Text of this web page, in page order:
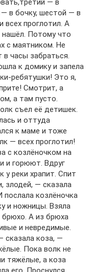
— в
в бочку, шестой — в
всех проглотил. А
нашёл. Потому что
с маятником. Не
в часы забраться.
к домику и запела
ребятушки! Это я,
Смотрит, а
а там пусто.
съел её детишек.
и оттуда
к маме и тоже
— всех проглотил!
с козлёночком на
и горюют. Вдруг
реки храпит. Спит
злодей, — сказала
козлёночка
и ножницы. Взяла
брюхо. А из брюха
и невредимые.
сказала коза, —
Пока волк не
тяжёлые, а коза